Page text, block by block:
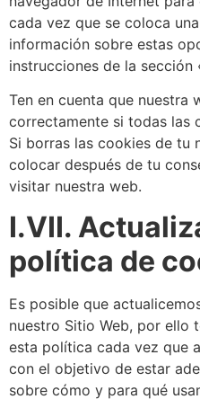
cada vez que se coloca
información sobre estas
instrucciones de la sección
Ten en cuenta que nuestra
correctamente si todas las
Si borras las cookies de tu
colocar después de tu
visitar nuestra web.
I.VII.
política de
Es posible que
nuestro Sitio Web, por ello
esta política cada vez que
con el objetivo de estar
sobre cómo y para qué